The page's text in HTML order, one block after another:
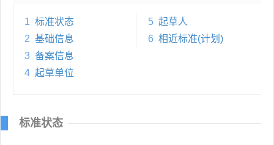
1 标准状态
2 基础信息
3 备案信息
4 起草单位
5 起草人
6 相近标准(计划)
标准状态